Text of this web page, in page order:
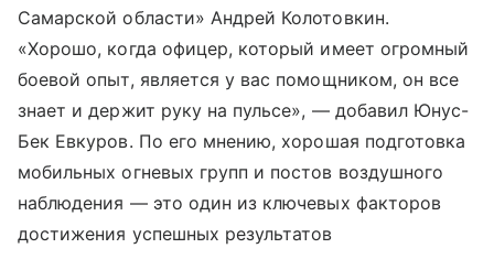
Самарской области» Андрей Колотовкин.
«Хорошо, когда офицер, который имеет огромный
боевой опыт, является у вас помощником, он все
знает и держит руку на пульсе», — добавил Юнус-
Бек Евкуров. По его мнению, хорошая подготовка
мобильных огневых групп и постов воздушного
наблюдения — это один из ключевых факторов
достижения успешных результатов